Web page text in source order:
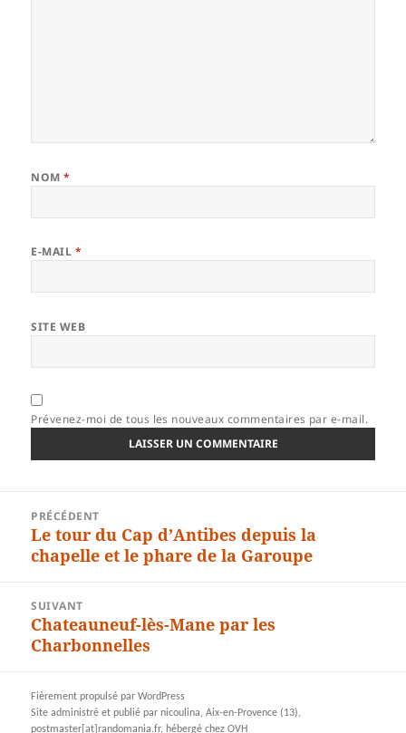
NOM*
E-MAIL *
SITE WEB
Prévenez-moi de tous les nouveaux commentaires par e-mail.
l’article
PRÉCÉDENT
Article
précédent :
Le tour du Cap d’Antibes depuis la
chapelle et le phare de la Garoupe
SUIVANT
Article
suivant :
Chateauneuf-lès-Mane par les
Charbonnelles
Fièrement propulsé par WordPress
Site administré et publié par nicoulina, Aix-en-Provence (13),
postmaster[at]randomania.fr, hébergé chez OVH